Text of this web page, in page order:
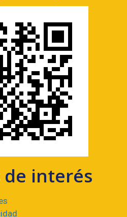
de interés